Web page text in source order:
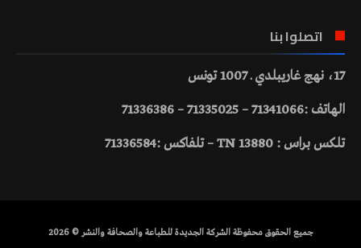
اتصلوا بنا
17، نهج غاريبلدي ـ 1007 تونس
الهاتف :71341066 – 71335025 – 71336386
تلكس براس : 13880 TN – تلفاكس :71336584
جميع الحقوق محفوظة الشركة الجديدة للطباعة والصحافة والنشر © 2026